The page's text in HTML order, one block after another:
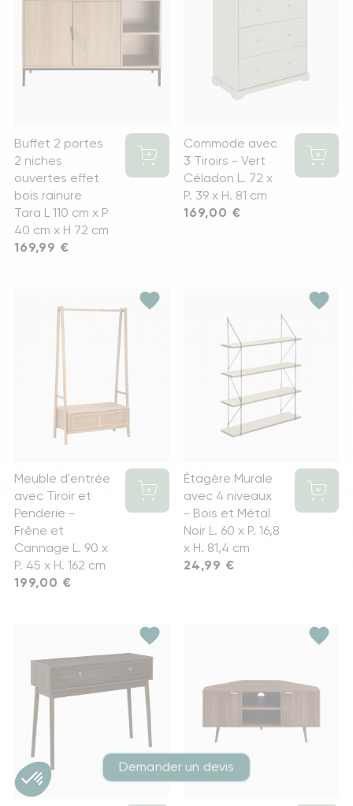
Buffet 2 portes
2 niches
ouvertes effet
bois rainure
Tara L 110 cm x P
40 cm x H 72 cm
Prix
169,99 €
Commode avec
3 Tiroirs - Vert
Céladon L. 72 x
P. 39 x H. 81 cm
Prix
169,00 €
favorite
Meuble d'entrée
avec Tiroir et
Penderie -
Frêne et
Cannage L. 90 x
P. 45 x H. 162 cm
Prix
199,00 €
favorite
Étagère Murale
avec 4 niveaux
- Bois et Métal
Noir L. 60 x P. 16,8
x H. 81,4 cm
Prix
24,99 €
favorite favorite
Demander un devis